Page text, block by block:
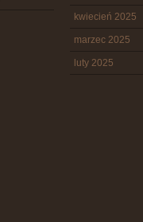
kwiecień 2025
marzec 2025
luty 2025